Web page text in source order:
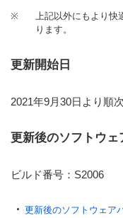
※
上記以外にもより快
ります。
更新開始日
2021年9月30日より順次
更新後のソフトウェ
ビルド番号：S2006
更新後のソフトウェア